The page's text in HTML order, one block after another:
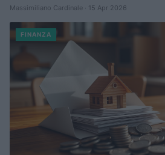
Massimiliano Cardinale · 15 Apr 2026
FINANZA